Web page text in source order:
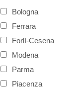
Bologna
Ferrara
Forlì-Cesena
Modena
Parma
Piacenza